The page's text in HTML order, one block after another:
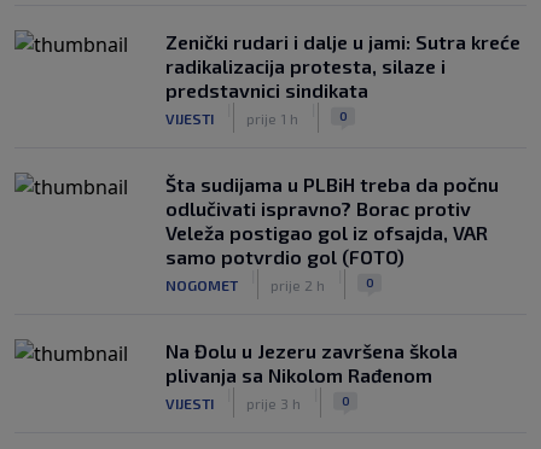
Zenički rudari i dalje u jami: Sutra kreće
radikalizacija protesta, silaze i
predstavnici sindikata
VIJESTI prije 1 h 0
Šta sudijama u PLBiH treba da počnu
odlučivati ispravno? Borac protiv
Veleža postigao gol iz ofsajda, VAR
samo potvrdio gol (FOTO)
NOGOMET prije 2 h 0
Na Đolu u Jezeru završena škola
plivanja sa Nikolom Rađenom
VIJESTI prije 3 h 0